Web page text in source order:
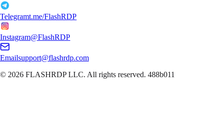
Telegramt.me/FlashRDP
Instagram@FlashRDP
Emailsupport@flashrdp.com
© 2026 FLASHRDP LLC. All rights reserved. 488b011